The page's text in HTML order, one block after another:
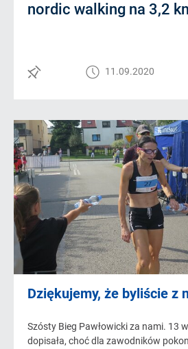
nordic walking na 3,2
11.09.2020
Dziękujemy, że byliście z
Szósty Bieg Pawłowicki za nami. 13
dopisała, choć dla zawodników